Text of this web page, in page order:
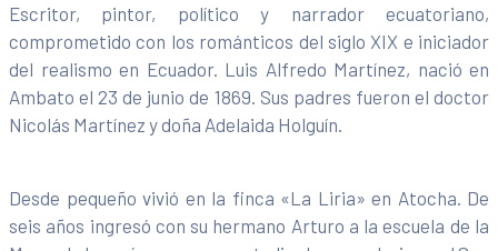
Escritor, pintor, político y narrador ecuatoriano,
comprometido con los románticos del siglo XIX e iniciador
del realismo en Ecuador. Luis Alfredo Martínez, nació en
Ambato el 23 de junio de 1869. Sus padres fueron el doctor
Nicolás Martínez y doña Adelaida Holguín.
Desde pequeño vivió en la finca «La Liria» en Atocha. De
seis años ingresó con su hermano Arturo a la escuela de la